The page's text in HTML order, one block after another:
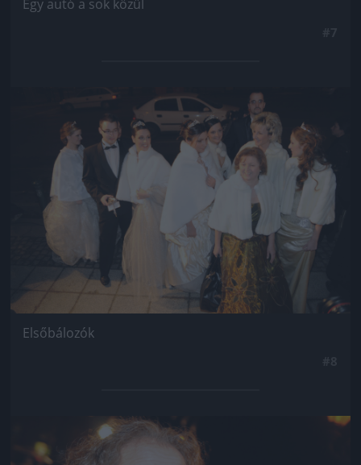
Egy autó a sok közül
Jön még kép!
Elsőbálozók
Jön még kép!